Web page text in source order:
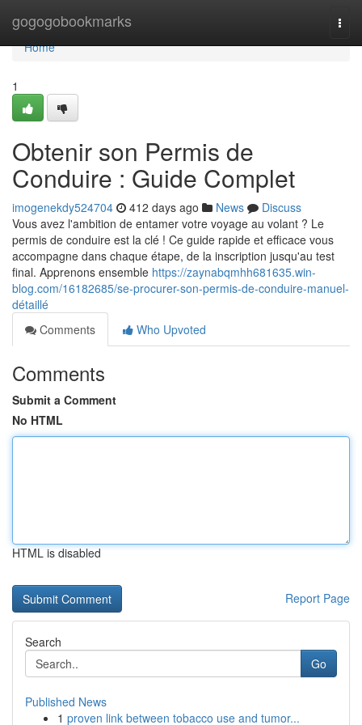
gogogobookmarks
Home
Home
1
Obtenir son Permis de
Conduire : Guide Complet
imogenekdy524704 412 days ago News
Discuss
Vous avez l'ambition de entamer votre voyage au volant ? Le
permis de conduire est la clé ! Ce guide rapide et efficace vous
accompagne dans chaque étape, de la inscription jusqu'au test
final. Apprenons ensemble https://zaynabqmhh681635.win-
blog.com/16182685/se-procurer-son-permis-de-conduire-manuel-
détaillé
Comments
Who Upvoted
Comments
Submit a Comment
No HTML
HTML is disabled
Report Page
Search
Go
Published News
1 proven link between tobacco use and tumor...